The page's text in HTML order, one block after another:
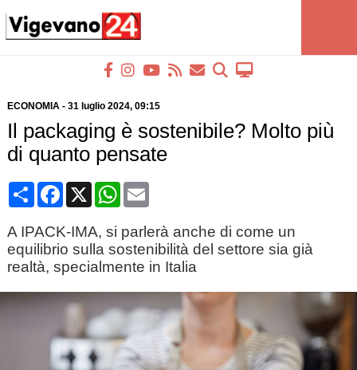
ECONOMIA- 31 luglio 2024, 09:15
Il packaging è sostenibile? Molto più
di quanto pensate
CondividiFacebook
X WhatsApp
Email
A IPACK-IMA, si parlerà anche di come un
equilibrio sulla sostenibilità del settore sia già
realtà, specialmente in Italia